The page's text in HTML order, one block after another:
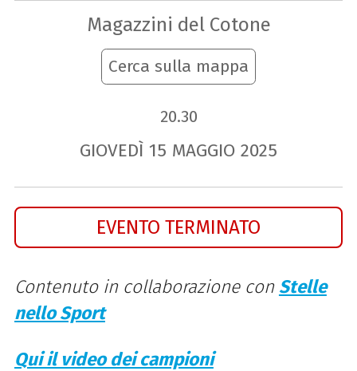
Magazzini del Cotone
Cerca sulla mappa
20.30
GIOVEDÌ 15 MAGGIO 2025
EVENTO TERMINATO
Contenuto in collaborazione con Stelle
nello Sport
Qui il video dei campioni